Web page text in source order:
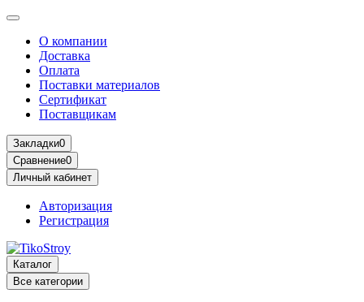
О компании
Доставка
Оплата
Поставки материалов
Сертификат
Поставщикам
Закладки0
Сравнение0
Личный кабинет
Авторизация
Регистрация
Каталог
Все категории